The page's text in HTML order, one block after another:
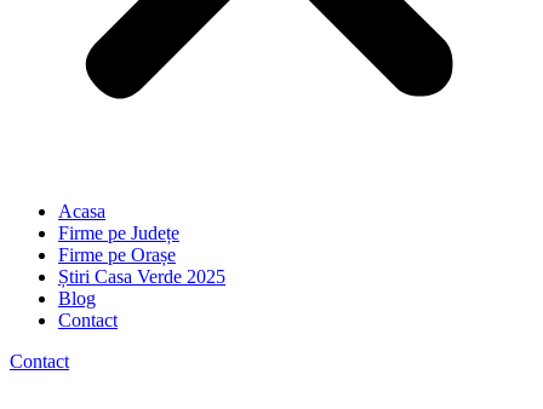
Acasa
Firme pe Județe
Firme pe Orașe
Știri Casa Verde 2025
Blog
Contact
Contact